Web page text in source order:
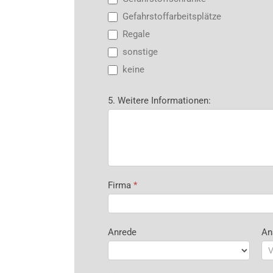
Gefahrstoffarbeitsplätze
Regale
sonstige
keine
5. Weitere Informationen:
Firma *
Anrede